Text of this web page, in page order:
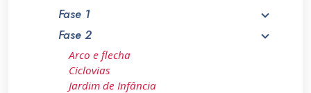
Fase 1
Fase 2
Arco e flecha
Ciclovias
Jardim de Infância